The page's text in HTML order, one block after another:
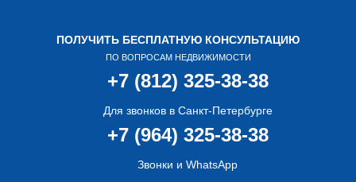
ПОЛУЧИТЬ БЕСПЛАТНУЮ КОНСУЛЬТАЦИЮ
ПО ВОПРОСАМ НЕДВИЖИМОСТИ
+7 (812) 325-38-38
Для звонков в Санкт-Петербурге
+7 (964) 325-38-38
Звонки и WhatsApp